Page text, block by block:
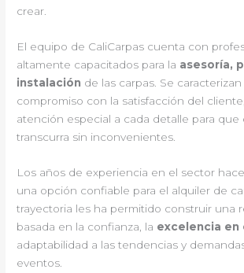
crear.
El equipo de CaliCarpas cuenta con
altamente capacitados para la asesoría,
instalación de las carpas. Se
compromiso con la satisfacción del
atención especial a cada detalle para que
transcurra sin inconvenientes.
Los años de experiencia en el sector
una opción confiable para el alquiler de
trayectoria les ha permitido construir una
basada en la confianza, la excelencia en
adaptabilidad a las tendencias y
eventos.